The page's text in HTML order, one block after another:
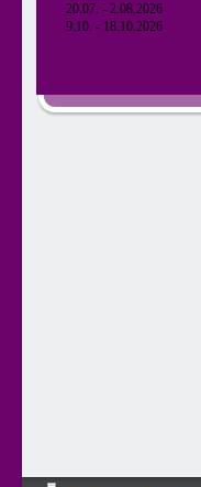
20.07. - 2.08.2026
9.10. - 18.10.2026